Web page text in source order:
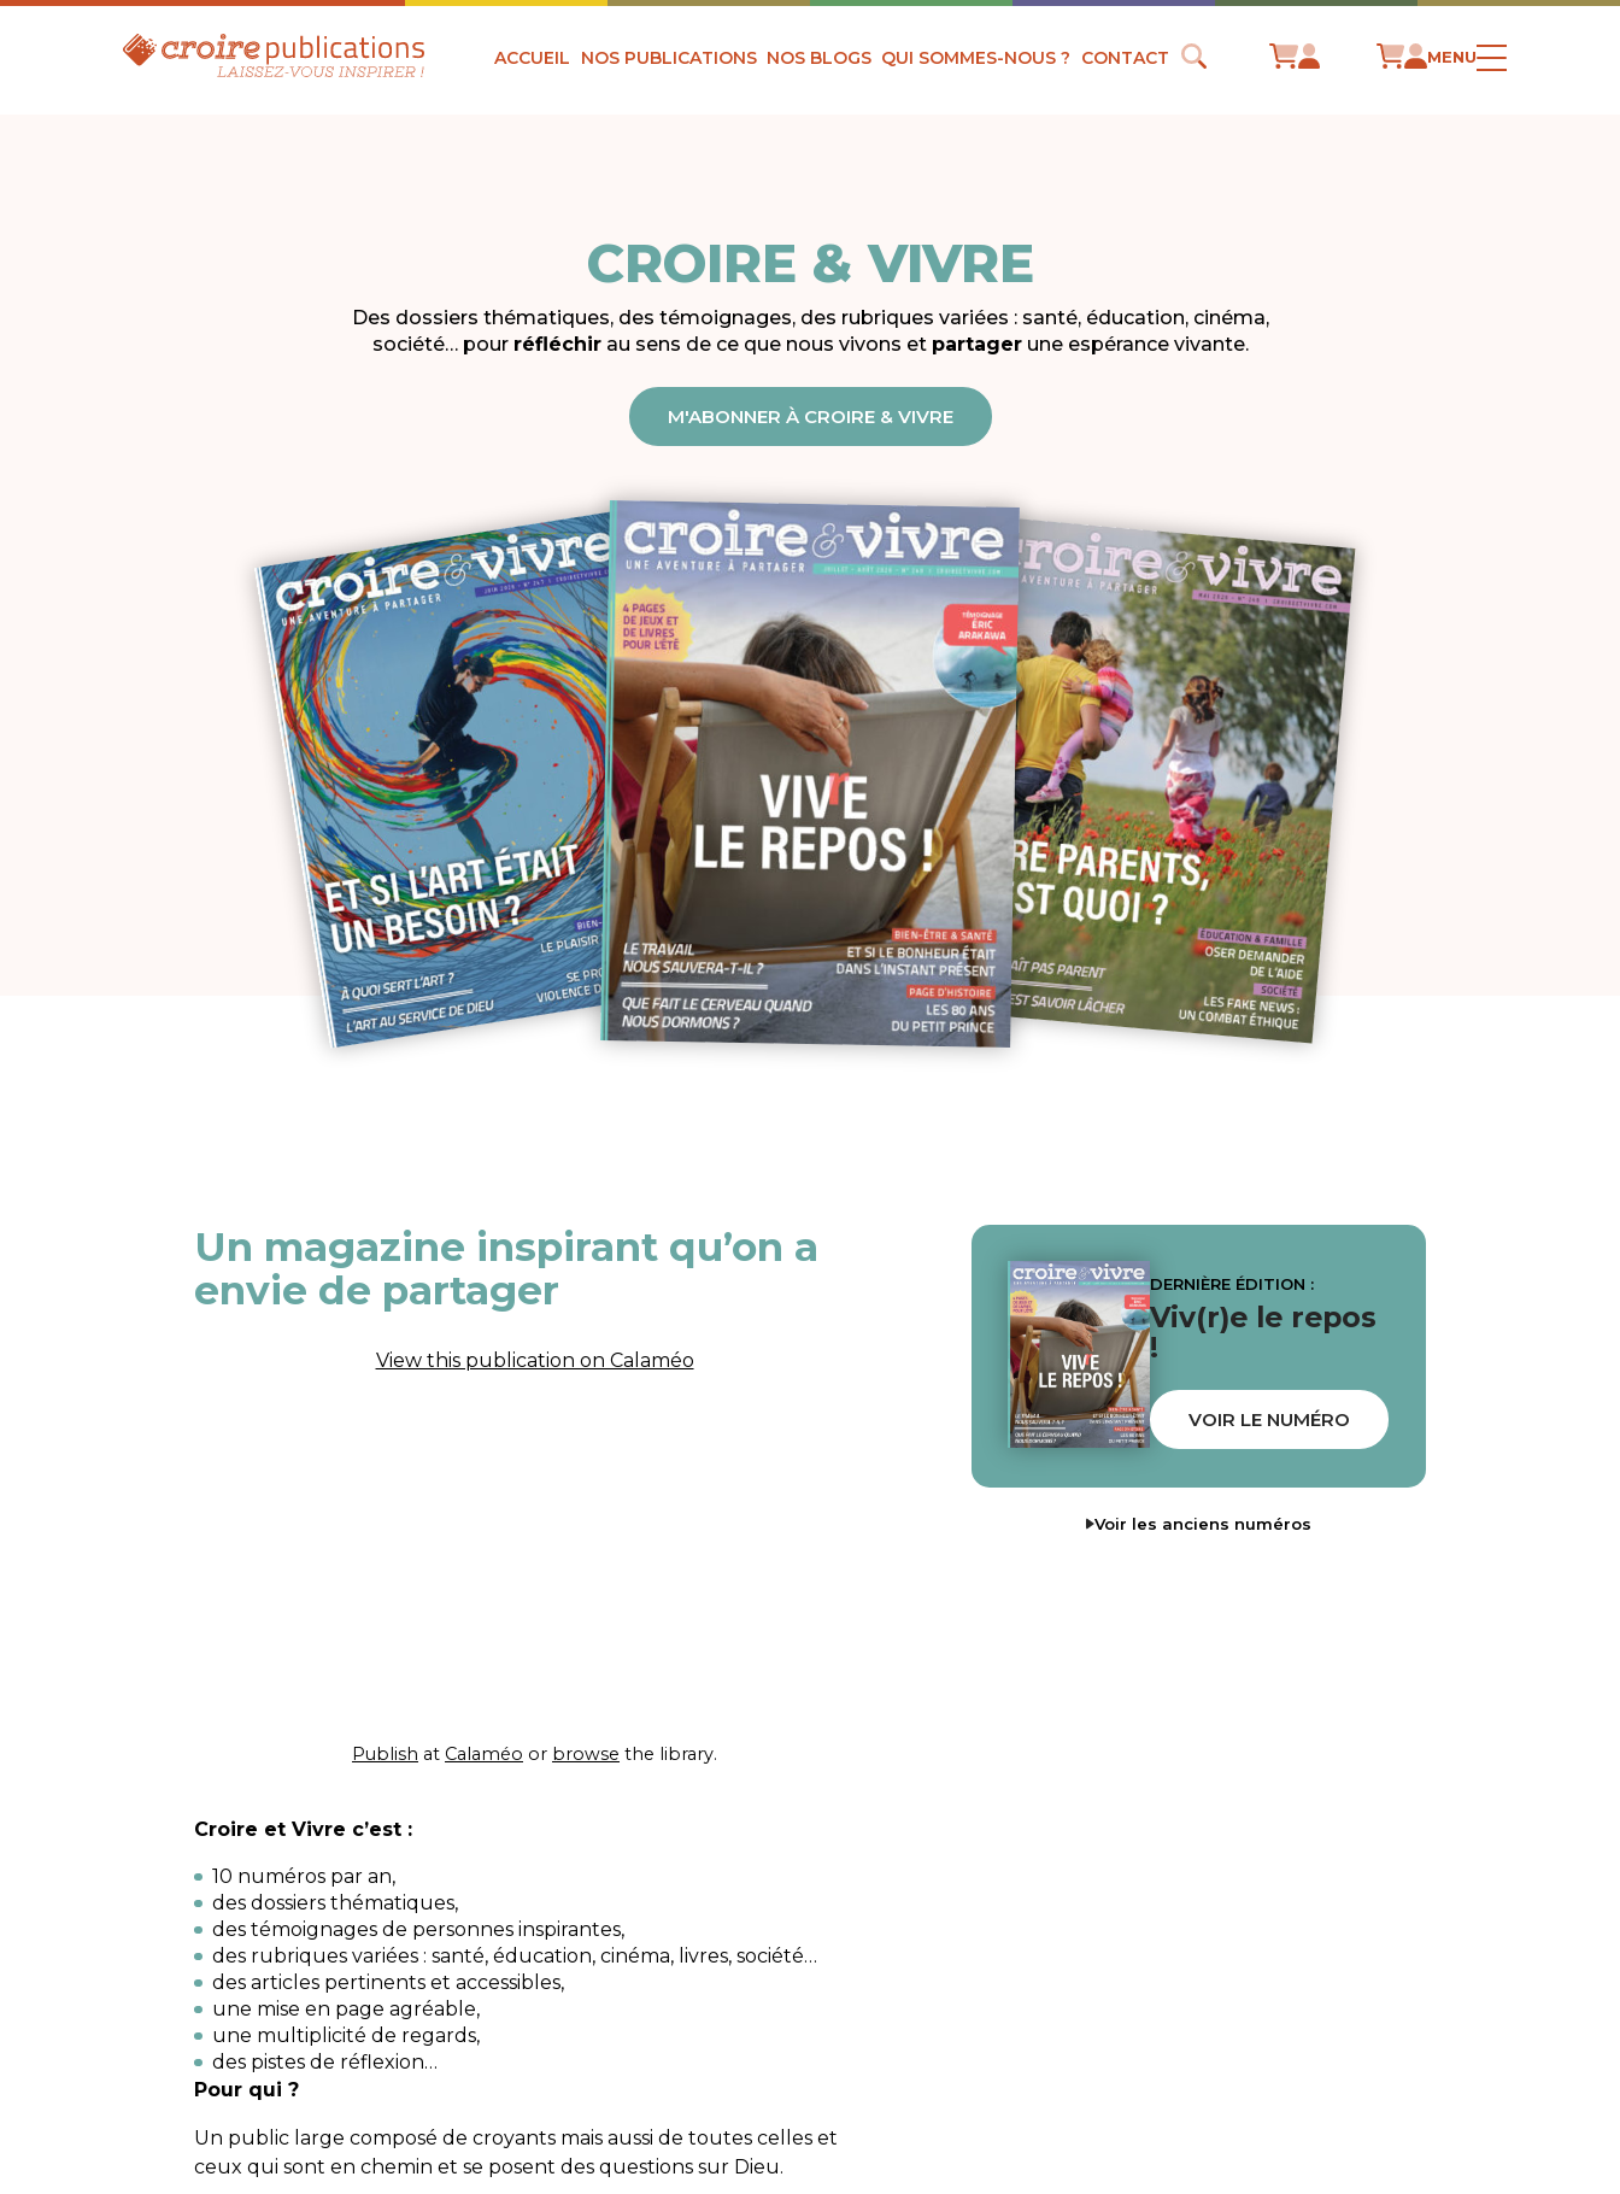
ACCUEIL NOS PUBLICATIONS NOS BLOGS QUI SOMMES-NOUS ? CONTACT MENU
CROIRE & VIVRE
Des dossiers thématiques, des témoignages, des rubriques variées : santé, éducation, cinéma,
société… pour réfléchirau sens de ce que nous vivons et partagerune espérance vivante.
M'ABONNER À CROIRE & VIVRE
Un magazine inspirant qu’on a
envie de partager
View this publication on Calaméo
Publish at Calaméo or browse the library.
Croire et Vivre c’est :
10 numéros par an,
des dossiers thématiques,
des témoignages de personnes inspirantes,
des rubriques variées : santé, éducation, cinéma, livres, société…
des articles pertinents et accessibles,
une mise en page agréable,
une multiplicité de regards,
des pistes de réflexion…
Pour qui ?
Un public large composé de croyants mais aussi de toutes celles et
ceux qui sont en chemin et se posent des questions sur Dieu.
DERNIÈRE ÉDITION :
Viv(r)e le repos
!
VOIR LE NUMÉRO
Voir les anciens numéros